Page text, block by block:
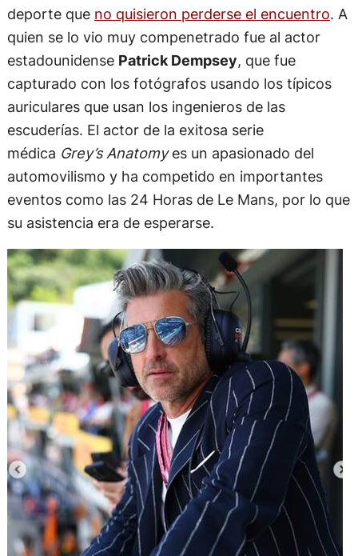
deporte que no quisieron perderse el encuentro. A
quien se lo vio muy compenetrado fue al actor
estadounidense Patrick Dempsey, que fue
capturado con los fotógrafos usando los típicos
auriculares que usan los ingenieros de las
escuderías. El actor de la exitosa serie
médica Grey’s Anatomyes un apasionado del
automovilismo y ha competido en importantes
eventos como las 24 Horas de Le Mans, por lo que
su asistencia era de esperarse.